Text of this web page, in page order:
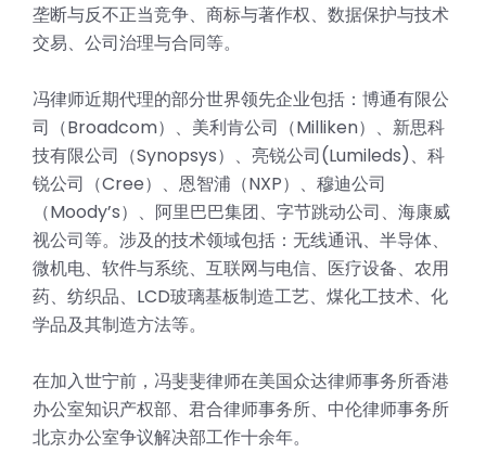
垄断与反不正当竞争、商标与著作权、数据保护与技术
交易、公司治理与合同等。
冯律师近期代理的部分世界领先企业包括：博通有限公
司（Broadcom）、美利肯公司（Milliken）、新思科
技有限公司（Synopsys）、亮锐公司(Lumileds)、科
锐公司（Cree）、恩智浦（NXP）、穆迪公司
（Moody’s）、阿里巴巴集团、字节跳动公司、海康威
视公司等。涉及的技术领域包括：无线通讯、半导体、
微机电、软件与系统、互联网与电信、医疗设备、农用
药、纺织品、LCD玻璃基板制造工艺、煤化工技术、化
学品及其制造方法等。
在加入世宁前，冯斐斐律师在美国众达律师事务所香港
办公室知识产权部、君合律师事务所、中伦律师事务所
北京办公室争议解决部工作十余年。